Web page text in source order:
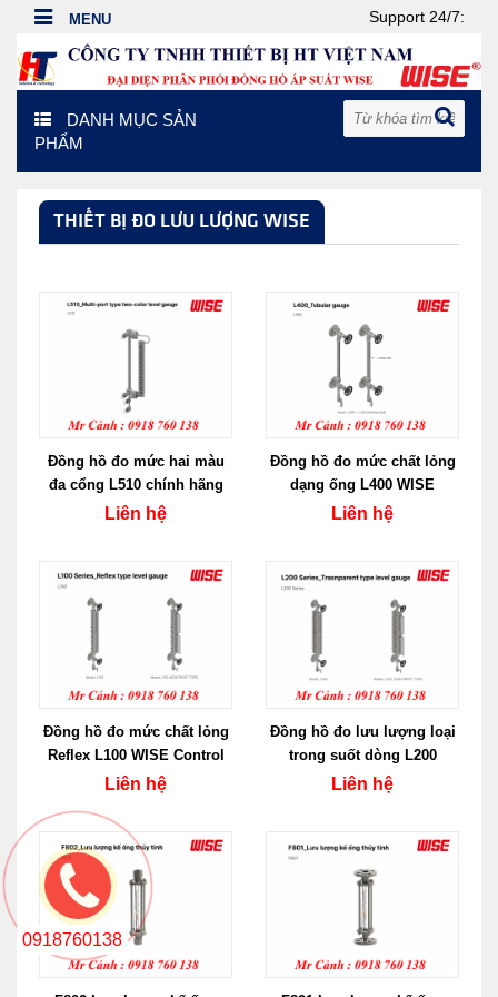
Support 24/7:
DANH MỤC SẢN
PHẨM
THIẾT BỊ ĐO LƯU LƯỢNG WISE
Đồng hồ đo mức hai màu
đa cổng L510 chính hãng
WISE - Hàn Quốc
Liên hệ
Đồng hồ đo mức chất lỏng
dạng ống L400 WISE
Control
Liên hệ
Đồng hồ đo mức chất lỏng
Reflex L100 WISE Control
Liên hệ
Đồng hồ đo lưu lượng loại
trong suốt dòng L200
Liên hệ
0918760138